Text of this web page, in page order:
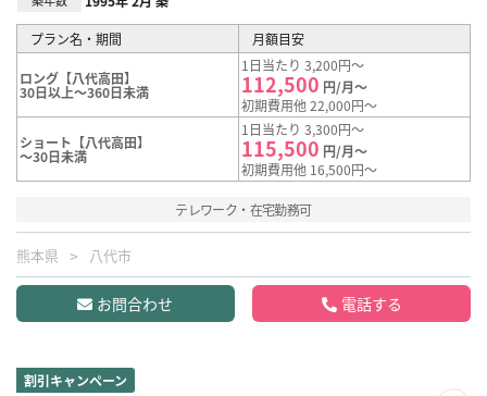
プラン名・期間 月額目安
ロング【八代高田】
30日以上～360日未満
1日当たり 3,200円～
112,500 円/月～
初期費用他 22,000円～
ショート【八代高田】
～30日未満
1日当たり 3,300円～
115,500 円/月～
初期費用他 16,500円～
テレワーク・在宅勤務可
熊本県 八代市
お問合わせ 電話する
割引キャンペーン